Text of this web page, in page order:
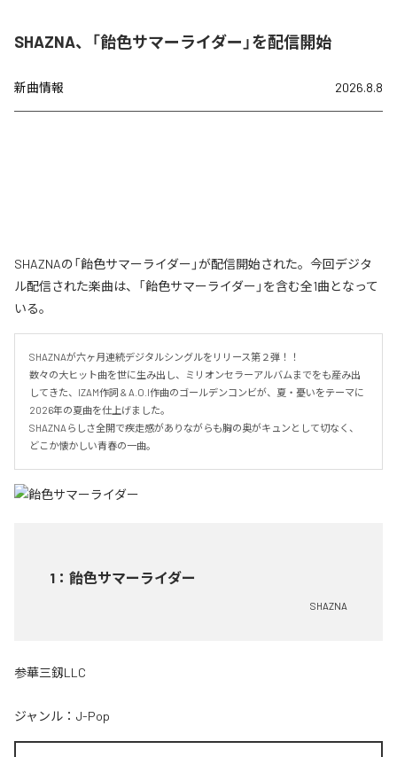
SHAZNA、「飴色サマーライダー」を配信開始
新曲情報 2026.8.8
SHAZNAの「飴色サマーライダー」が配信開始された。今回デジタ
ル配信された楽曲は、「飴色サマーライダー」を含む全1曲となって
いる。
SHAZNAが六ヶ月連続デジタルシングルをリリース第２弾！！
数々の大ヒット曲を世に生み出し、ミリオンセラーアルバムまでをも産み出
してきた、IZAM作詞 & A.O.I作曲のゴールデンコンビが、夏・憂いをテーマに
2026年の夏曲を仕上げました。
SHAZNAらしさ全開で疾走感がありながらも胸の奥がキュンとして切なく、
どこか懐かしい青春の一曲。
1 ： 飴色サマーライダー
SHAZNA
参華三釼LLC
ジャンル： J-Pop